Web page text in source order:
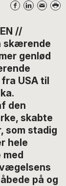
//
skærende
genlød
USA til
den
skabte
som stadig
hele
med
på og